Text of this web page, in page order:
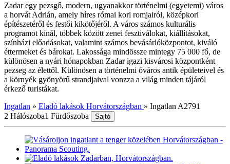
Zadar egy pezsgő, modern, ugyanakkor történelmi (egyetemi) város
a horvát Adrián, amely híres római kori romjairól, középkori
építészetéről és festői kikötőjéről. A város számos kulturális
programot kínál, többek között zenei fesztiválokat, kiállításokat,
színházi előadásokat, valamint számos bevásárlóközpontot, kiváló
éttermeket és bárokat. Lakossága mindössze mintegy 75 000 fő, de
különösen a nyári hónapokban Zadar igazi kisvárosi központként
pezseg az élettől. Különösen a történelmi óváros antik épületeivel és
a környék gyönyörű strandjaival vonzza a világ minden tájáról
érkező turistákat.
Ingatlan » Eladó lakások Horvátországban » Ingatlan A2791
2 Hálószoba1 Fürdőszoba Sajtó